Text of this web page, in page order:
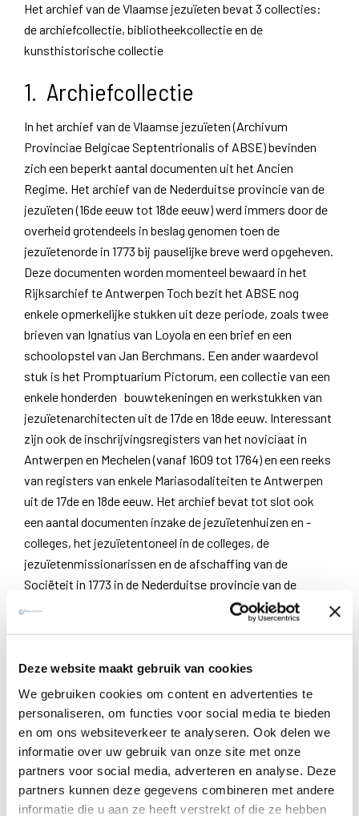
Deze website maakt gebruik van cookies
We gebruiken cookies om content en advertenties te
personaliseren, om functies voor social media te bieden
en om ons websiteverkeer te analyseren. Ook delen we
informatie over uw gebruik van onze site met onze
partners voor social media, adverteren en analyse. Deze
partners kunnen deze gegevens combineren met andere
informatie die u aan ze heeft verstrekt of die ze hebben
Het archief van de Vlaamse jezuïeten bevat 3 collecties:
de archiefcollectie, bibliotheekcollectie en de
kunsthistorische collectie
1. Archiefcollectie
In het archief van de Vlaamse jezuïeten (Archivum
Provinciae Belgicae Septentrionalis of ABSE) bevinden
zich een beperkt aantal documenten uit het Ancien
Regime. Het archief van de Nederduitse provincie van de
jezuïeten (16de eeuw tot 18de eeuw) werd immers door de
overheid grotendeels in beslag genomen toen de
jezuïetenorde in 1773 bij pauselijke breve werd opgeheven.
Deze documenten worden momenteel bewaard in het
Rijksarchief te Antwerpen Toch bezit het ABSE nog
enkele opmerkelijke stukken uit deze periode, zoals twee
brieven van Ignatius van Loyola en een brief en een
schoolopstel van Jan Berchmans. Een ander waardevol
stuk is het Promptuarium Pictorum, een collectie van een
enkele honderden bouwtekeningen en werkstukken van
jezuïetenarchitecten uit de 17de en 18de eeuw. Interessant
zijn ook de inschrijvingsregisters van het noviciaat in
Antwerpen en Mechelen (vanaf 1609 tot 1764) en een reeks
van registers van enkele Mariasodaliteiten te Antwerpen
uit de 17de en 18de eeuw. Het archief bevat tot slot ook
een aantal documenten inzake de jezuïetenhuizen en -
colleges, het jezuïetentoneel in de colleges, de
jezuïetenmissionarissen en de afschaffing van de
Sociëteit in 1773 in de Nederduitse provincie van de
uit de 19de, 20ste en 21ste eeuw. De documenten kunnen
rubrieken:
Stukken betreffende het beleid en de organisatie van
1830 tot heden. Het archief bevat diverse stukken
inzake de relaties met het bestuur in Rome, de
Generale Congregaties, de Provinciale Congregaties,